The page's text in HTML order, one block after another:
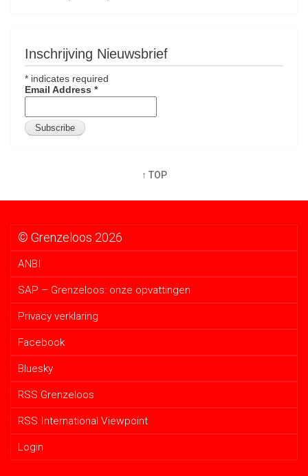
Inschrijving Nieuwsbrief
* indicates required
Email Address *
↑ TOP
© Grenzeloos 2026
ANBI
SAP – Grenzeloos: onze opvattingen
Privacy verklaring
Facebook
Bluesky
RSS Grenzeloos
RSS International Viewpoint
Login